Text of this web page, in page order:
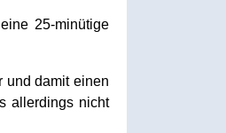
25-minütige
und damit einen
allerdings nicht